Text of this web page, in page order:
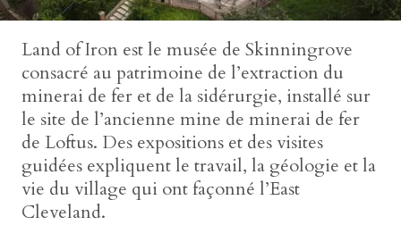
Land of Iron est le musée de Skinningrove
consacré au patrimoine de l’extraction du
minerai de fer et de la sidérurgie, installé sur
le site de l’ancienne mine de minerai de fer
de Loftus. Des expositions et des visites
guidées expliquent le travail, la géologie et la
vie du village qui ont façonné l’East
Cleveland.